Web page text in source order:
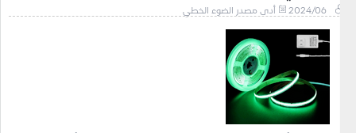
2024/06 أدى مصدر الضوء الخطي